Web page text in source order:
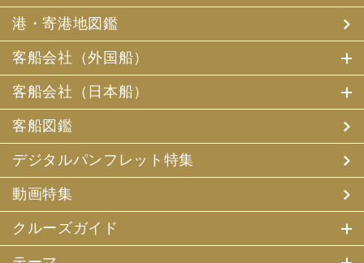
ていただくほか、お客様がお申込みいただいた旅行におい
て運送・宿泊機関等（主要な運送・宿泊機関等について契
約書面に記載されています）の提供する旅行サービスの手
配及びそれらのサービスの受領のための手続、また旅行代
きます。
その他、当社は、
(1) 当社及び当社の提携する企業の商品やサービス、キャ
ンペーンのご案内
(2) 旅行参加後のご意見やご感想の提供のお願い
(3) アンケートのお願い
(4) 特典サービスの提供
(5) 統計資料の作成
にお客様の個人情報を利用させていただくことがありま
す。
港・寄港地図鑑
客船会社（外国船）
客船会社（日本船）
客船図鑑
デジタルパンフレット特集
動画特集
クルーズガイド